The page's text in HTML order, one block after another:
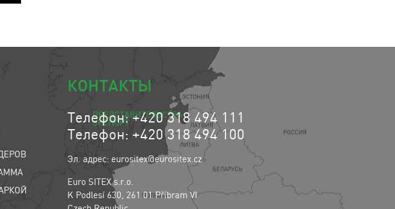
КОНТАКТЫ
Телефон: +420 318 494 111
Телефон: +420 318 494 100
Эл. адрес: eurositex@eurositex.cz
Euro SITEX s.r.o.
K Podlesí 630, 261 01 Příbram VI